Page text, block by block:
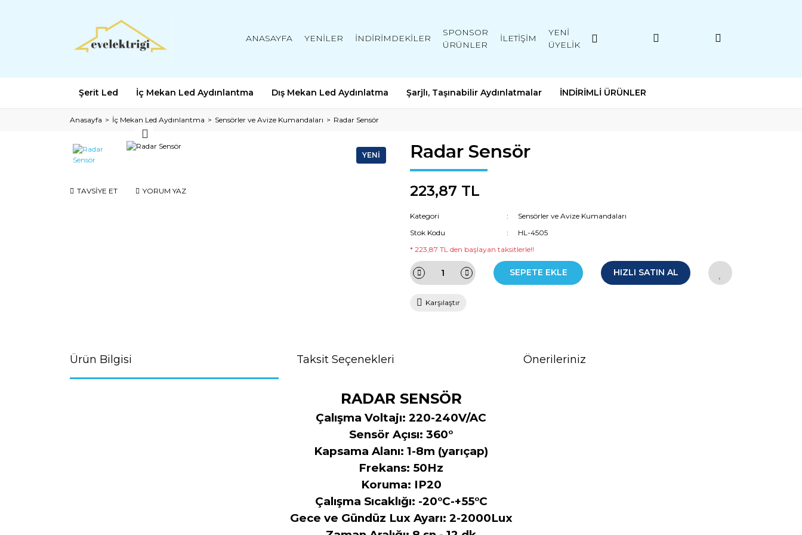
ANASAYFA YENİLER İNDİRİMDEKİLER
SPONSOR
ÜRÜNLER
İLETİŞİM
YENİ
ÜYELİK
Şerit Led İç Mekan Led Aydınlantma Dış Mekan Led Aydınlatma Şarjlı, Taşınabilir Aydınlatmalar İNDİRİMLİ ÜRÜNLER
Anasayfa İç Mekan Led Aydınlantma Sensörler ve Avize Kumandaları Radar Sensör
YENİ
TAVSİYE ET YORUM YAZ
Radar Sensör
223,87 TL
Kategori
Sensörler ve Avize Kumandaları
Stok Kodu
HL-4505
* 223,87 TL den başlayan taksitlerle!!
SEPETE EKLE HIZLI SATIN AL
Karşılaştır
Ürün Bilgisi Taksit Seçenekleri Önerileriniz
RADAR SENSÖR
Çalışma Voltajı: 220-240V/AC
Sensör Açısı: 360°
Kapsama Alanı: 1-8m (yarıçap)
Frekans: 50Hz
Koruma: IP20
Çalışma Sıcaklığı: -20°C-+55°C
Gece ve Gündüz Lux Ayarı: 2-2000Lux